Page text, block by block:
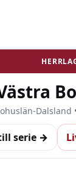
Dalsland
serie →